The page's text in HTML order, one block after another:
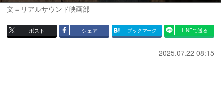
文＝リアルサウンド映画部
ポスト シェア ブックマーク LINEで送る
2025.07.22 08:15